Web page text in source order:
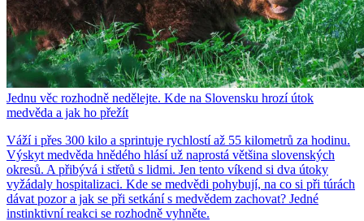
Jednu věc rozhodně nedělejte. Kde na Slovensku hrozí útok
medvěda a jak ho přežít
Váží i přes 300 kilo a sprintuje rychlostí až 55 kilometrů za hodinu.
Výskyt medvěda hnědého hlásí už naprostá většina slovenských
okresů. A přibývá i střetů s lidmi. Jen tento víkend si dva útoky
vyžádaly hospitalizaci. Kde se medvědi pohybují, na co si při túrách
dávat pozor a jak se při setkání s medvědem zachovat? Jedné
instinktivní reakci se rozhodně vyhněte.